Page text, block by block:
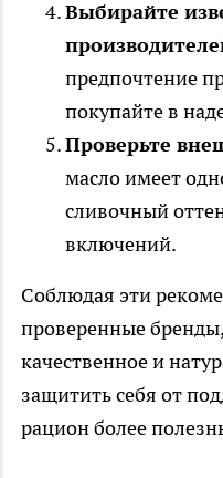
Выбирайте
предпочтение
покупайте в
Проверьте
масло имеет
сливочный
включений.
Соблюдая эти
проверенные
качественное и
защитить себя от
рацион более